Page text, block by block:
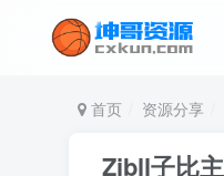
首页 资源分享
Zibll子比